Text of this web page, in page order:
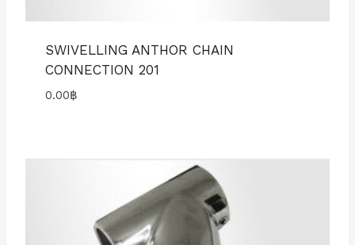
SWIVELLING ANTHOR CHAIN
CONNECTION 201
0.00฿